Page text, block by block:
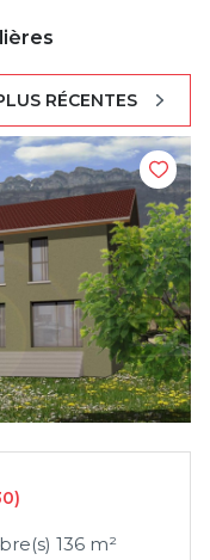
RÉCENTES
Maison 5 pièce(s) 4 chambre(s) 136 m²